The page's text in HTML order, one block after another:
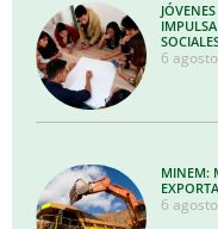
6
MINEM:
6